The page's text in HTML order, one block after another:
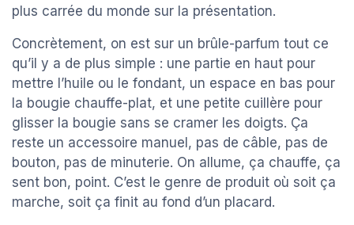
plus carrée du monde sur la présentation.
Concrètement, on est sur un brûle-parfum tout ce
qu’il y a de plus simple : une partie en haut pour
mettre l’huile ou le fondant, un espace en bas pour
la bougie chauffe-plat, et une petite cuillère pour
glisser la bougie sans se cramer les doigts. Ça
reste un accessoire manuel, pas de câble, pas de
bouton, pas de minuterie. On allume, ça chauffe, ça
sent bon, point. C’est le genre de produit où soit ça
marche, soit ça finit au fond d’un placard.